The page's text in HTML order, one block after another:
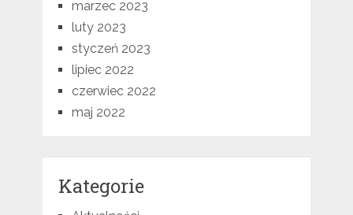
marzec 2023
luty 2023
styczeń 2023
lipiec 2022
czerwiec 2022
maj 2022
Kategorie